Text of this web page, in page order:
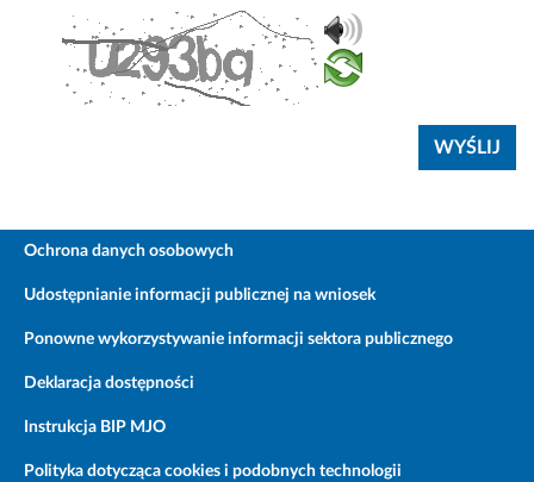
Ochrona danych osobowych
Udostępnianie informacji publicznej na wniosek
Ponowne wykorzystywanie informacji sektora publicznego
Deklaracja dostępności
Instrukcja BIP MJO
Polityka dotycząca cookies i podobnych technologii